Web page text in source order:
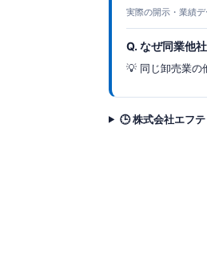
実際の開示・業績
Q. なぜ同業他
💡 同じ卸売業の
🕒 株式会社エフ